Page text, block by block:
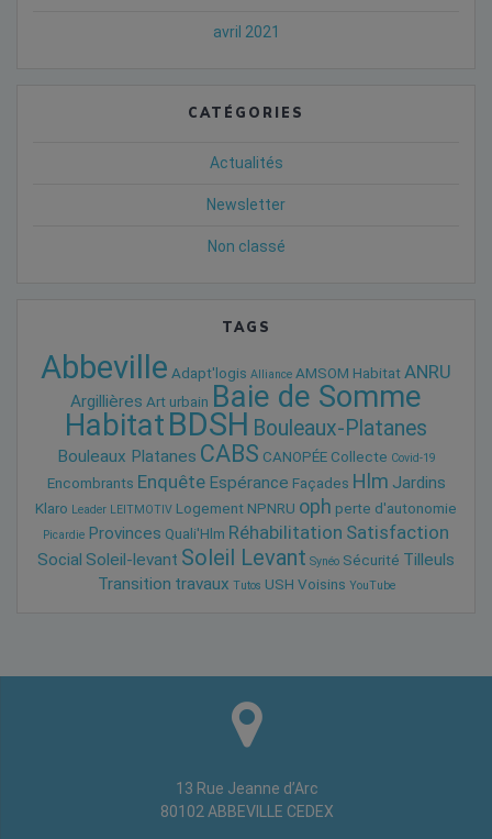
avril 2021
CATÉGORIES
Actualités
Newsletter
Non classé
TAGS
Abbeville Adapt'logis Alliance AMSOM Habitat ANRU
Argillières Art urbain Baie de Somme
HabitatBDSH Bouleaux-Platanes
Bouleaux Platanes CABS CANOPÉE Collecte Covid-19
Encombrants Enquête Espérance Façades Hlm Jardins
Klaro Leader LEITMOTIV Logement NPNRU oph perte d'autonomie
Picardie Provinces Quali'Hlm Réhabilitation Satisfaction
Social Soleil-levant Soleil Levant Synéo Sécurité Tilleuls
Transition travaux Tutos USH Voisins YouTube
13 Rue Jeanne d’Arc
80102 ABBEVILLE CEDEX